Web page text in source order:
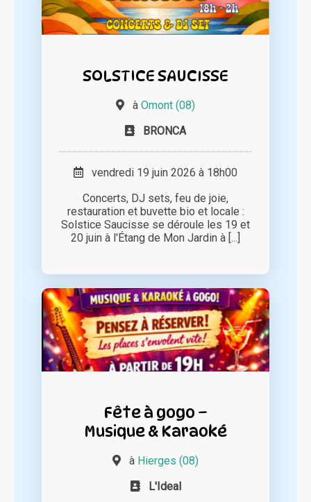
SOLSTICE SAUCISSE
à Omont (08)
BRONCA
vendredi 19 juin 2026 à 18h00
Concerts, DJ sets, feu de joie,
restauration et buvette bio et locale :
Solstice Saucisse se déroule les 19 et
20 juin à l'Étang de Mon Jardin à [...]
Fête à gogo –
Musique & Karaoké
à Hierges (08)
L'Ideal